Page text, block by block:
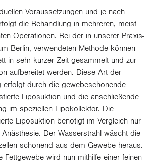
Voraussetzungen und je nach
die Behandlung in mehreren, meist
Operationen. Bei der in unserer Praxis-
Berlin, verwendeten Methode können
in sehr kurzer Zeit gesammelt und zur
aufbereitet werden. Diese Art der
erfolgt durch die gewebeschonende
Liposuktion und die anschließende
im speziellen Lipokollektor. Die
Liposuktion benötigt im Vergleich nur
Anästhesie. Der Wasserstrahl wäscht die
schonend aus dem Gewebe heraus.
Fettgewebe wird nun mithilfe einer feinen